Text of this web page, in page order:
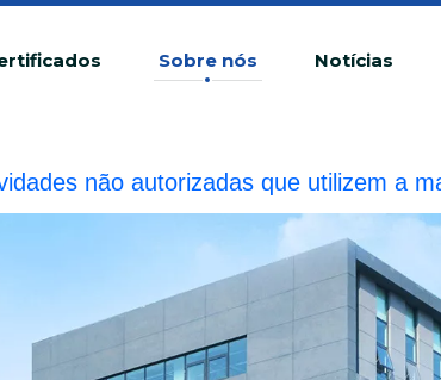
Sobre nós Notícias
BIOBASE investigará a